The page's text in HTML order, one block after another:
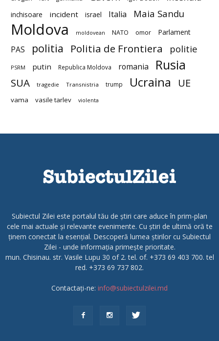
inchisoare incident israel Italia Maia Sandu
Moldova moldovean NATO omor Parlament
PAS politia Politia de Frontiera politie
PSRM putin Republica Moldova romania Rusia
SUA tragedie Transnistria trump Ucraina UE
vama vasile tarlev violenta
Subiectul Zilei este portalul tău de știri care aduce în prim-plan
cele mai actuale și relevante evenimente. Cu știri de ultimă oră te
ținem conectat la esențial. Descoperă lumea știrilor cu Subiectul
Zilei - unde informația primește prioritate.
mun. Chisinau. str. Vasile Lupu 30 of 2. tel. of. +373 69 403 700. tel
red. +373 69 737 802.
Contactați-ne: info@subiectulzilei.md